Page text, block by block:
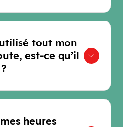
tout mon
est-ce qu’il
heures